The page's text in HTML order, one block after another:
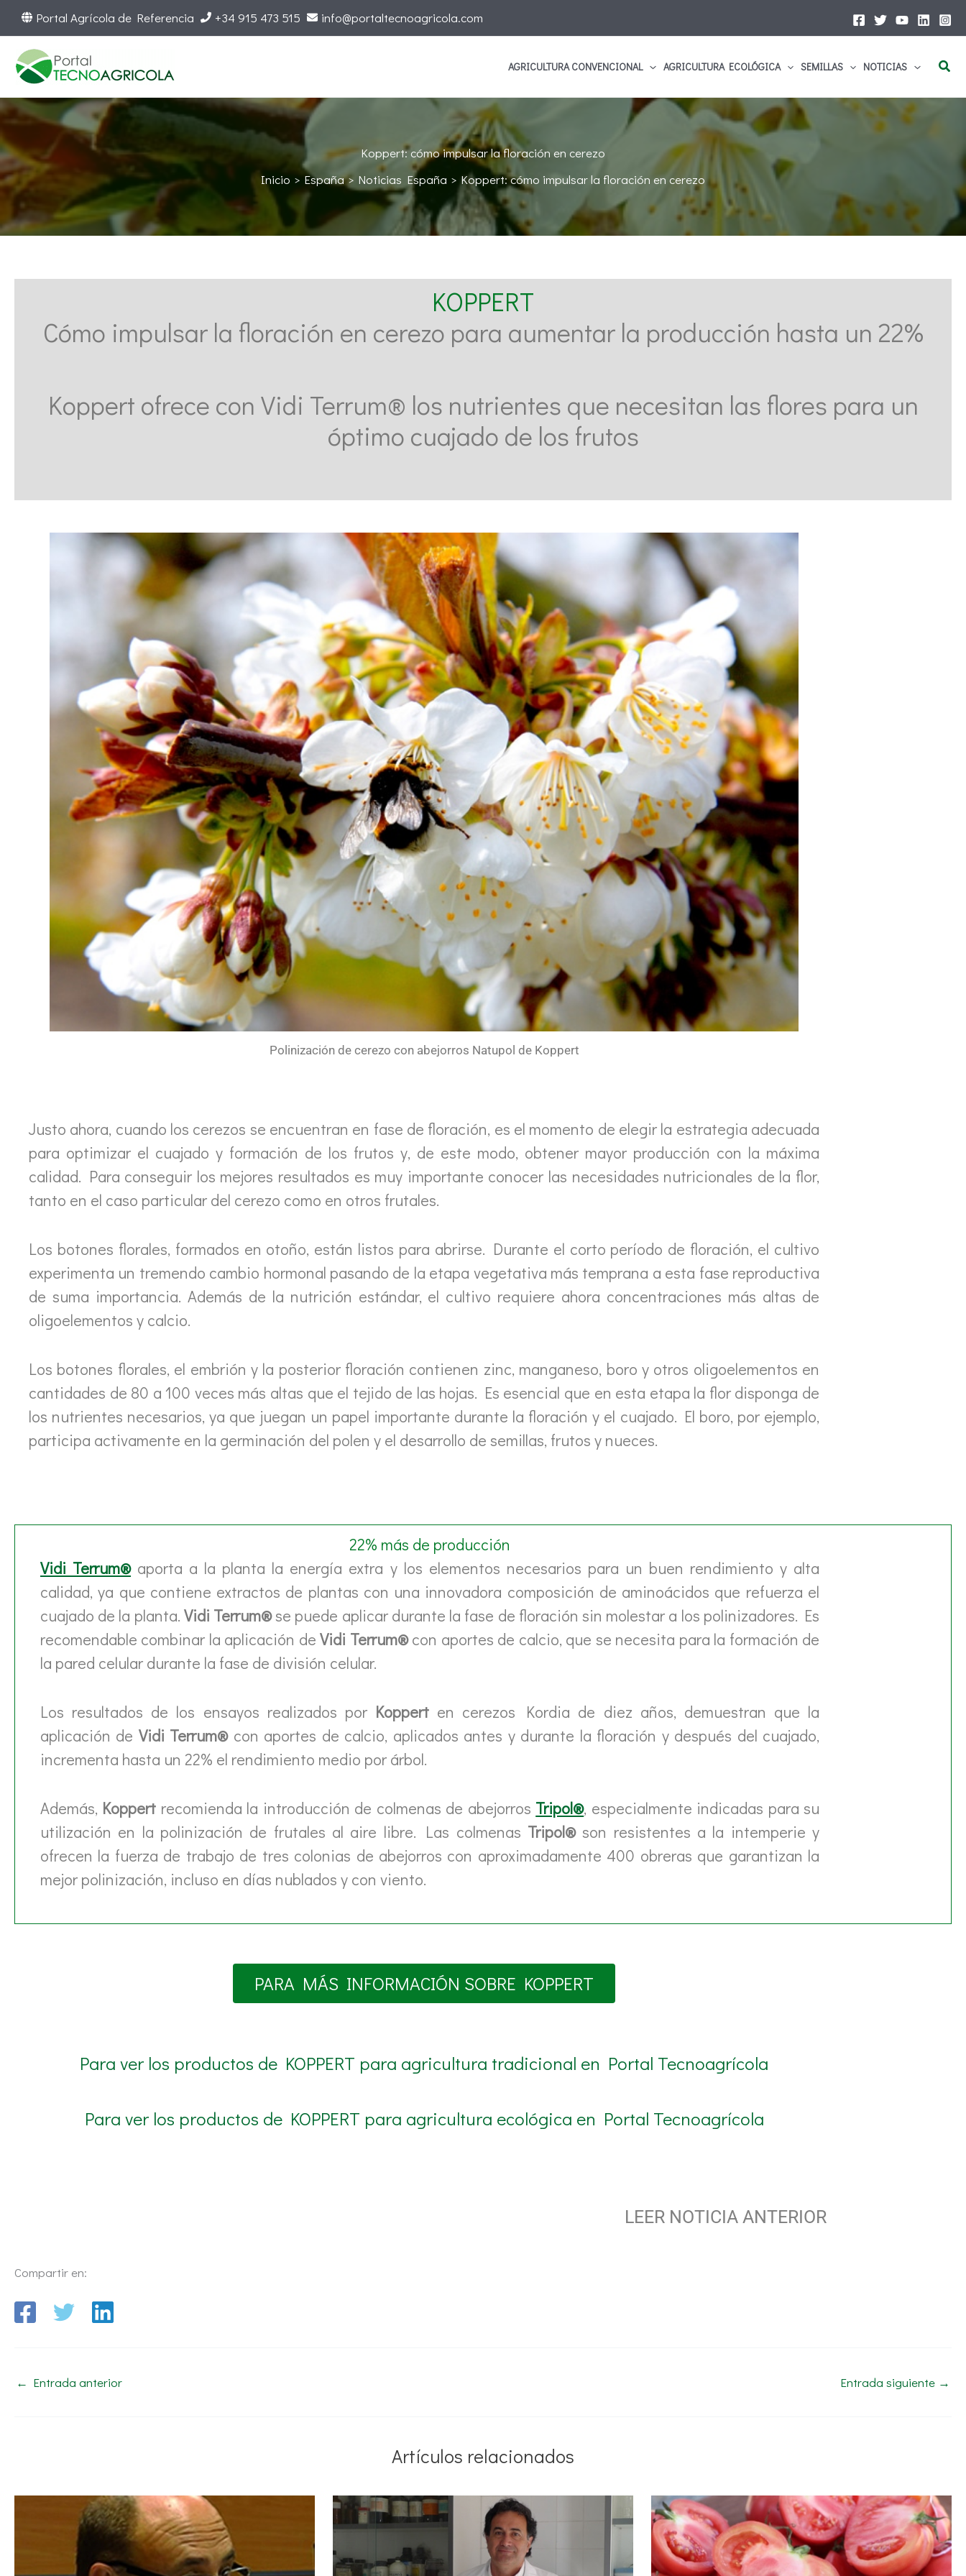
contenido
Portal Agrícola de Referencia +34 915 473 515 info@portaltecnoagricola.com
AGRICULTURA CONVENCIONAL AGRICULTURA ECOLÓGICA SEMILLAS NOTICIAS
Koppert: cómo impulsar la floración en cerezo
Inicio
España Noticias España Koppert: cómo impulsar la floración en cerezo
KOPPERT
Cómo impulsar la floración en cerezo para aumentar la producción hasta un 22%
Koppert ofrece con Vidi Terrum® los nutrientes que necesitan las flores para un
óptimo cuajado de los frutos
Polinización de cerezo con abejorros Natupol de Koppert
Justo ahora, cuando los cerezos se encuentran en fase de floración, es el momento de elegir la estrategia adecuada
para optimizar el cuajado y formación de los frutos y, de este modo, obtener mayor producción con la máxima
calidad. Para conseguir los mejores resultados es muy importante conocer las necesidades nutricionales de la flor,
tanto en el caso particular del cerezo como en otros frutales.
Los botones florales, formados en otoño, están listos para abrirse. Durante el corto período de floración, el cultivo
experimenta un tremendo cambio hormonal pasando de la etapa vegetativa más temprana a esta fase reproductiva
de suma importancia. Además de la nutrición estándar, el cultivo requiere ahora concentraciones más altas de
oligoelementos y calcio.
Los botones florales, el embrión y la posterior floración contienen zinc, manganeso, boro y otros oligoelementos en
cantidades de 80 a 100 veces más altas que el tejido de las hojas. Es esencial que en esta etapa la flor disponga de
los nutrientes necesarios, ya que juegan un papel importante durante la floración y el cuajado. El boro, por ejemplo,
participa activamente en la germinación del polen y el desarrollo de semillas, frutos y nueces.
22% más de producción
Vidi Terrum®aporta a la planta la energía extra y los elementos necesarios para un buen rendimiento y alta
calidad, ya que contiene extractos de plantas con una innovadora composición de aminoácidos que refuerza el
cuajado de la planta. Vidi Terrum®se puede aplicar durante la fase de floración sin molestar a los polinizadores. Es
recomendable combinar la aplicación deVidi Terrum®con aportes de calcio, que se necesita para la formación de
la pared celular durante la fase de división celular.
Los resultados de los ensayos realizados por Kopperten cerezos Kordia de diez años, demuestran que la
aplicación de Vidi Terrum®con aportes de calcio, aplicados antes y durante la floración y después del cuajado,
incrementa hasta un 22% el rendimiento medio por árbol.
Además, Koppert recomienda la introducción de colmenas de abejorros Tripol®, especialmente indicadas para su
utilización en la polinización de frutales al aire libre. Las colmenas Tripol®son resistentes a la intemperie y
ofrecen la fuerza de trabajo de tres colonias de abejorros con aproximadamente 400 obreras que garantizan la
mejor polinización, incluso en días nublados y con viento.
PARA MÁS INFORMACIÓN SOBRE KOPPERT
Para ver los productos de KOPPERT para agricultura tradicional en Portal Tecnoagrícola
Para ver los productos de KOPPERT para agricultura ecológica en Portal Tecnoagrícola
LEER NOTICIA ANTERIOR
Compartir en:
← Entrada anterior Entrada siguiente →
Artículos relacionados